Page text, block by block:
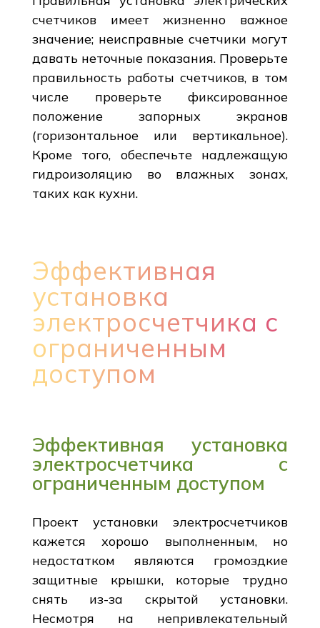
счетчиков имеет жизненно важное
значение; неисправные счетчики могут
давать неточные показания. Проверьте
правильность работы счетчиков, в том
числе проверьте фиксированное
положение запорных экранов
(горизонтальное или вертикальное).
Кроме того, обеспечьте надлежащую
гидроизоляцию во влажных зонах,
таких как кухни.
Эффективная
установка
электросчетчика с
ограниченным
доступом
Эффективная установка
электросчетчика с
ограниченным доступом
Проект установки электросчетчиков
кажется хорошо выполненным, но
недостатком являются громоздкие
защитные крышки, которые трудно
снять из-за скрытой установки.
Несмотря на непривлекательный